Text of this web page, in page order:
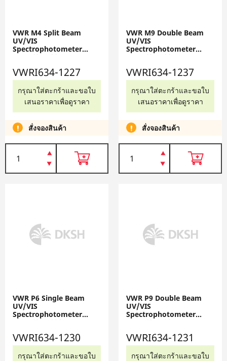
VWR M4 Split Beam
UV/VIS
Spectrophotometer
VWRI634-1227
VWRI634-1227
กรุณาใส่ตะกร้าและขอใบ
เสนอราคาเพื่อดูราคา
สั่งจองสินค้า
VWR M9 Double Beam
UV/VIS
Spectrophotometer
VWRI634-1237
VWRI634-1237
กรุณาใส่ตะกร้าและขอใบ
เสนอราคาเพื่อดูราคา
สั่งจองสินค้า
VWR P6 Single Beam
UV/VIS
Spectrophotometer
VWRI634-1230
VWRI634-1230
กรุณาใส่ตะกร้าและขอใบ
VWR P9 Double Beam
UV/VIS
Spectrophotometer
VWRI634-1231
VWRI634-1231
กรุณาใส่ตะกร้าและขอใบ